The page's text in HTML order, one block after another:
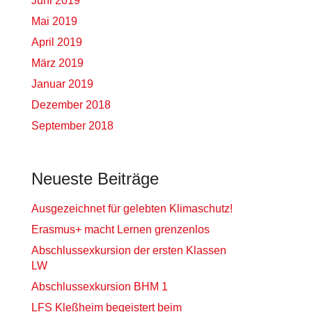
Mai 2019
April 2019
März 2019
Januar 2019
Dezember 2018
September 2018
Neueste Beiträge
Ausgezeichnet für gelebten Klimaschutz!
Erasmus+ macht Lernen grenzenlos
Abschlussexkursion der ersten Klassen
LW
Abschlussexkursion BHM 1
LFS Kleßheim begeistert beim